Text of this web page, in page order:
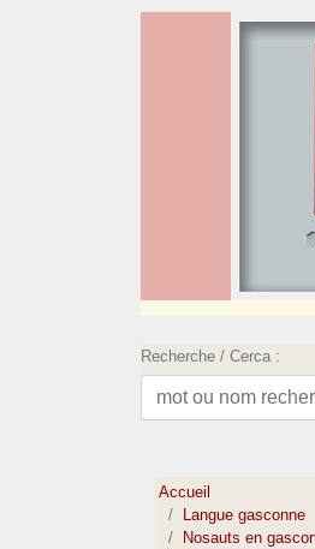
Recherche / Cerca :
Accueil
Langue gasconne
Nosauts en